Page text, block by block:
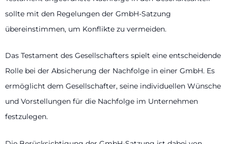
sollte mit den Regelungen der GmbH-Satzung
übereinstimmen, um Konflikte zu vermeiden.
Das Testament des Gesellschafters spielt eine entscheidende
Rolle bei der Absicherung der Nachfolge in einer GmbH. Es
ermöglicht dem Gesellschafter, seine individuellen Wünsche
und Vorstellungen für die Nachfolge im Unternehmen
festzulegen.